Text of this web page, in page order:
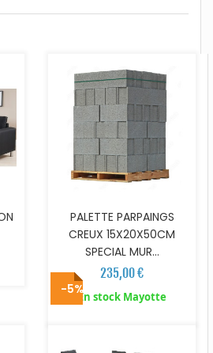
PALETTE PARPAINGS
CREUX 15X20X50CM
SPECIAL MUR...
235,00 €
En stock Mayotte
-5%